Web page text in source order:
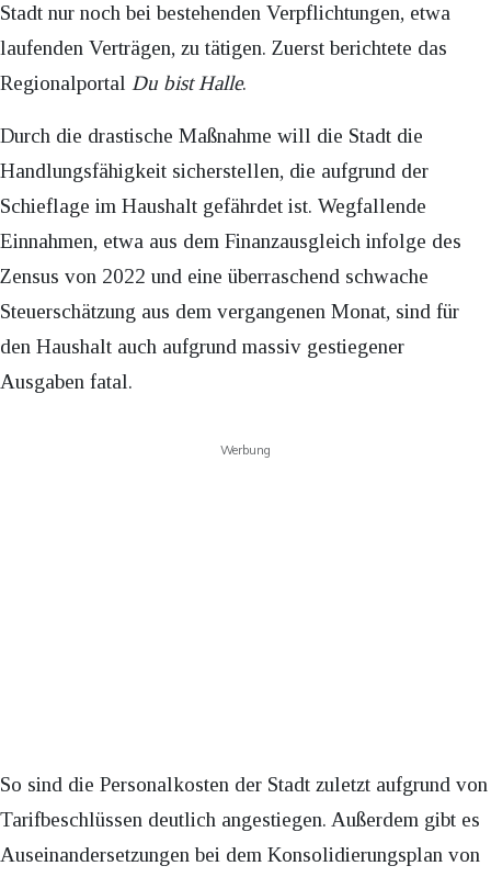
Stadt nur noch bei bestehenden Verpflichtungen, etwa
laufenden Verträgen, zu tätigen. Zuerst berichtete das
Regionalportal Du bist Halle.
Durch die drastische Maßnahme will die Stadt die
Handlungsfähigkeit sicherstellen, die aufgrund der
Schieflage im Haushalt gefährdet ist. Wegfallende
Einnahmen, etwa aus dem Finanzausgleich infolge des
Zensus von 2022 und eine überraschend schwache
Steuerschätzung aus dem vergangenen Monat, sind für
den Haushalt auch aufgrund massiv gestiegener
Ausgaben fatal.
Werbung
So sind die Personalkosten der Stadt zuletzt aufgrund von
Tarifbeschlüssen deutlich angestiegen. Außerdem gibt es
Auseinandersetzungen bei dem Konsolidierungsplan von